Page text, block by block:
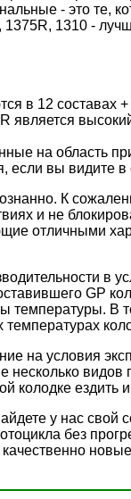
- это те,
1375R, 1310 -
в 12 составах
является
на область
если вы видите
К
и не
отличными
в
GP
температуры. В
на условия
видов
колодке ездить
у нас
без